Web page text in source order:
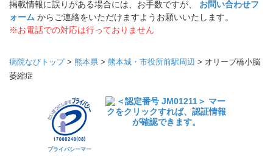
掲載情報に誤りがある場合には、お手数ですが、 お問い合わせフ
ォーム からご連絡をいただけますようお願いいたします。
※お電話での対応は行っておりません
病院なびトップ> 熊本県 > 熊本城・市役所前駅周辺 > オリーブ橋小脳
萎縮症
プライバシーマー